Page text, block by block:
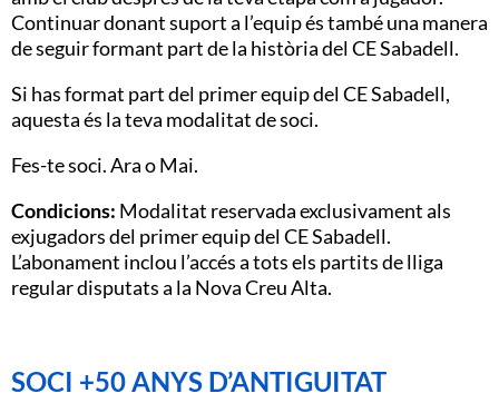
Continuar donant suport a l’equip és també una manera
de seguir formant part de la història del CE Sabadell.
Si has format part del primer equip del CE Sabadell,
aquesta és la teva modalitat de soci.
Fes-te soci. Ara o Mai.
Condicions: Modalitat reservada exclusivament als
exjugadors del primer equip del CE Sabadell.
L’abonament inclou l’accés a tots els partits de lliga
regular disputats a la Nova Creu Alta.
SOCI +50 ANYS D’ANTIGUITAT